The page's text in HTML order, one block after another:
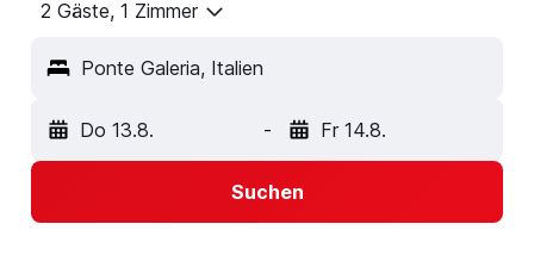
2 Gäste, 1 Zimmer
Ponte Galeria, Italien
Do 13.8. - Fr 14.8.
Suchen